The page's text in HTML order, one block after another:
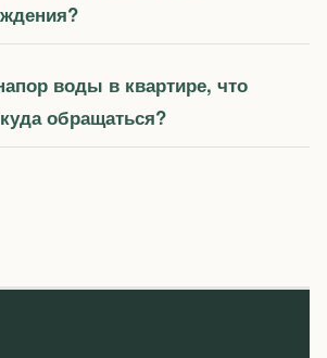
воды в квартире, что
обращаться?